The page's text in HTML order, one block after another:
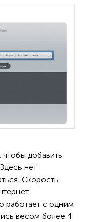
добавить
нет
Скорость
работает с одним
весом более 4